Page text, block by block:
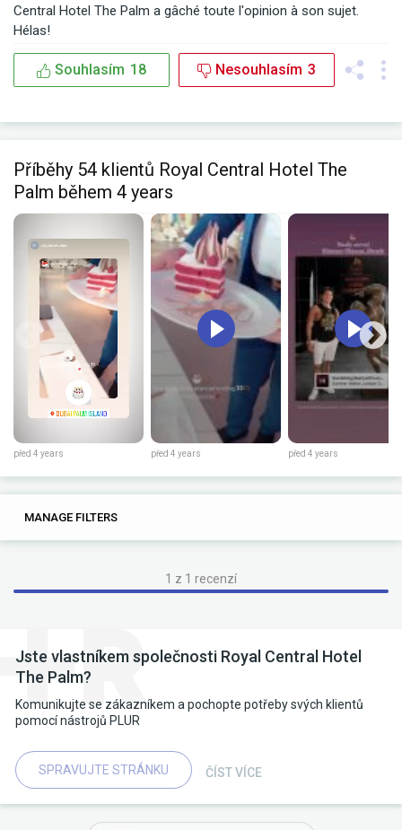
Central Hotel The Palm a gâché toute l'opinion à son sujet.
Hélas!
Souhlasím 18 Nesouhlasím 3
Příběhy 54 klientů Royal Central Hotel The
Palm během 4 years
před 4 years před 4 years před 4 years
TAGS 0
MANAGE FILTERS
1 z 1 recenzí
Jste vlastníkem společnosti Royal Central Hotel
The Palm?
Komunikujte se zákazníkem a pochopte potřeby svých klientů
pomocí nástrojů PLUR
SPRAVUJTE STRÁNKU ČÍST VÍCE